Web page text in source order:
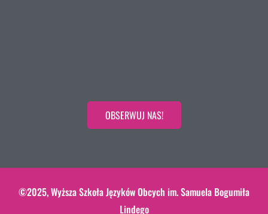
OBSERWUJ NAS!
©2025, Wyższa Szkoła Języków Obcych im. Samuela Bogumiła
Lindego